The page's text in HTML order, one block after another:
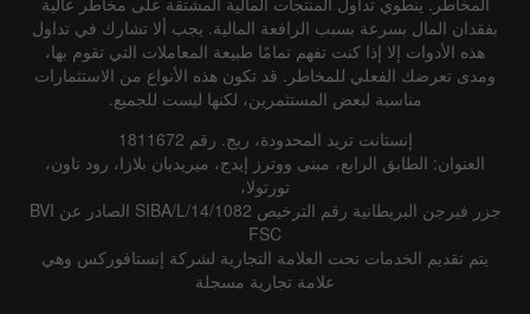
بفقدان المال بسرعة بسبب الرافعة المالية. يجب ألا تشارك في تداول
هذه الأدوات إلا إذا كنت تفهم تمامًا طبيعة المعاملات التي تقوم بها،
ومدى تعرضك الفعلي للمخاطر. قد تكون هذه الأنواع من الاستثمارات
مناسبة لبعض المستثمرين، لكنها ليست للجميع.
إنستانت تريد المحدودة، ريج. رقم 1811672
العنوان: الطابق الرابع، مبنى ووترز إيدج، ميريديان بلازا، رود تاون،
تورتولا،
جزر فيرجن البريطانية رقم الترخيص SIBA/L/14/1082 الصادر عن BVI
FSC
يتم تقديم الخدمات تحت العلامة التجارية لشركة إنستافوركس وهي
علامة تجارية مسجلة